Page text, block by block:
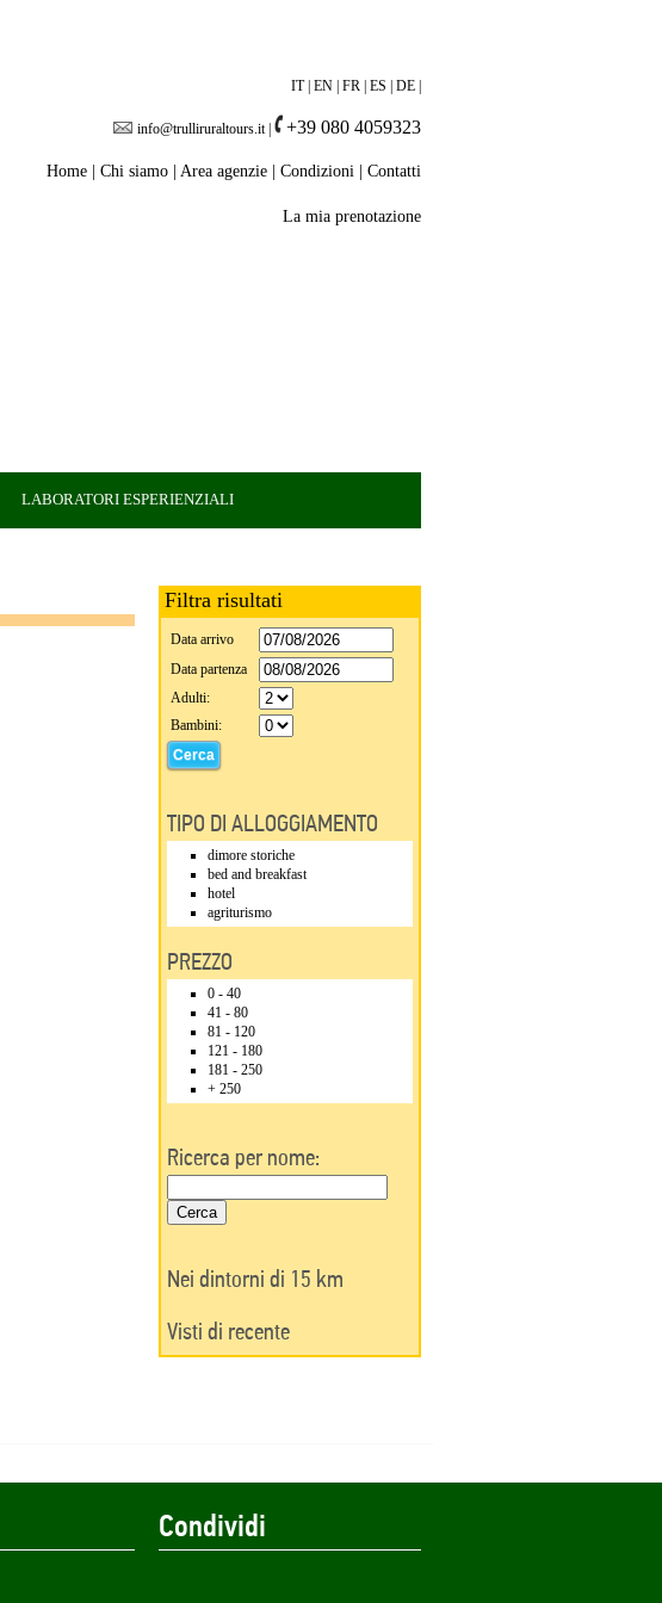
IT| EN FR ES DE
info@trulliruraltours.it| +39 080 4059323
Home Chi siamo Area agenzie Condizioni Contatti
La mia prenotazione
LABORATORI ESPERIENZIALI
Filtra risultati
Data arrivo
Data partenza
Adulti:
Bambini:
TIPO DI ALLOGGIAMENTO
dimore storiche
bed and breakfast
hotel
agriturismo
PREZZO
0 - 40
41 - 80
81 - 120
121 - 180
181 - 250
+ 250
Ricerca per nome:
Nei dintorni di 15 km
Visti di recente
Condividi